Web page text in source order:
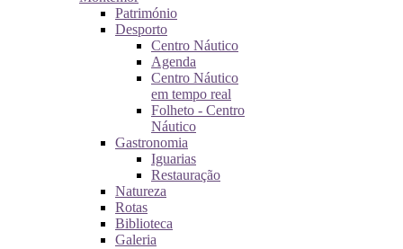
Património
Desporto
Centro Náutico
Agenda
Centro Náutico
em tempo real
Folheto - Centro
Náutico
Gastronomia
Iguarias
Restauração
Natureza
Rotas
Biblioteca
Galeria